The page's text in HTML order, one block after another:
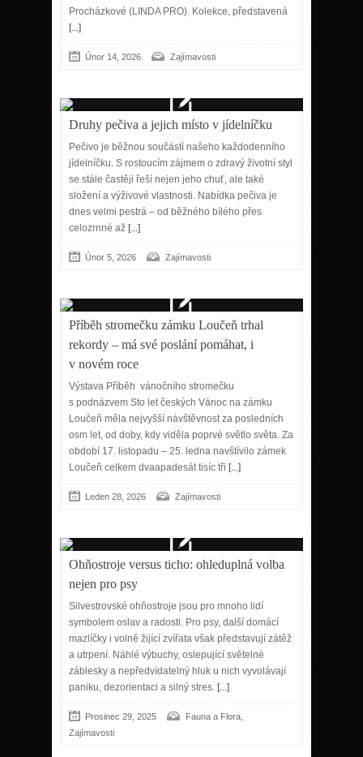
Procházkové (LINDA PRO). Kolekce, představená
[...]
Únor 14, 2026 Zajímavosti
Druhy pečiva a jejich místo v jídelníčku
Pečivo je běžnou součástí našeho každodenního
jídelníčku. S rostoucím zájmem o zdravý životní styl
se stále častěji řeší nejen jeho chuť, ale také
složení a výživové vlastnosti. Nabídka pečiva je
dnes velmi pestrá – od běžného bílého přes
celozrnné až [...]
Únor 5, 2026 Zajímavosti
Příběh stromečku zámku Loučeň trhal
rekordy – má své poslání pomáhat, i
v novém roce
Výstava Příběh vánočního stromečku
s podnázvem Sto let českých Vánoc na zámku
Loučeň měla nejvyšší návštěvnost za posledních
osm let, od doby, kdy viděla poprvé světlo světa. Za
období 17. listopadu – 25. ledna navštívilo zámek
Loučeň celkem dvaapadesát tisíc tři [...]
Leden 28, 2026 Zajímavosti
Ohňostroje versus ticho: ohleduplná volba
nejen pro psy
Silvestrovské ohňostroje jsou pro mnoho lidí
symbolem oslav a radosti. Pro psy, další domácí
mazlíčky i volně žijící zvířata však představují zátěž
a utrpení. Náhlé výbuchy, oslepující světelné
záblesky a nepředvídatelný hluk u nich vyvolávají
paniku, dezorientaci a silný stres. [...]
Prosinec 29, 2025 Fauna a Flora,
Zajímavosti